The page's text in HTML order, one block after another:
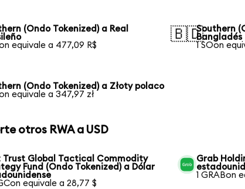
(Ondo Tokenized) a Real
equivale a 477,09 R$
🇧🇩Southern
Bangladés
1 SOon
(Ondo Tokenized) a Złoty polaco
equivale a 347,97 zł
otros RWA a USD
Trust Global Tactical Commodity
Fund (Ondo Tokenized) a Dólar
equivale a 28,77 $
Grab
1 GRABon